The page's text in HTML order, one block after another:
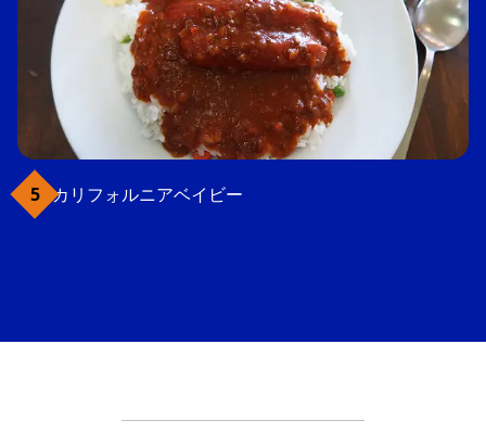
カリフォルニアベイビー